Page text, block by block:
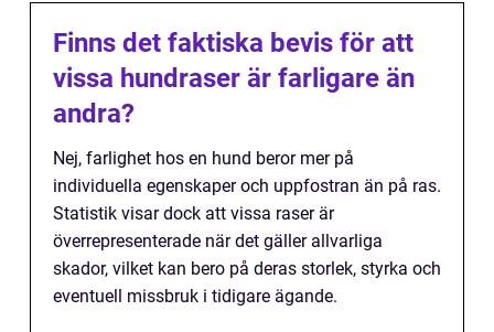
Finns det faktiska bevis för att
vissa hundraser är farligare än
andra?
Nej, farlighet hos en hund beror mer på
individuella egenskaper och uppfostran än på ras.
Statistik visar dock att vissa raser är
överrepresenterade när det gäller allvarliga
skador, vilket kan bero på deras storlek, styrka och
eventuell missbruk i tidigare ägande.